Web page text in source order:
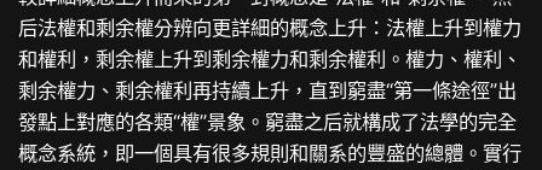
后法權和剩余權分辨向更詳細的概念上升：法權上升到權力
和權利，剩余權上升到剩余權力和剩余權利。權力、權利、
剩余權力、剩余權利再持續上升，直到窮盡“第一條途徑”出
發點上對應的各類“權”景象。窮盡之后就構成了法學的完全
概念系統，即一個具有很多規則和關系的豐盛的總體。實行